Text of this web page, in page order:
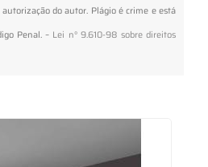
do autor. Plágio é crime e está
Penal. – Lei n° 9.610-98 sobre direitos